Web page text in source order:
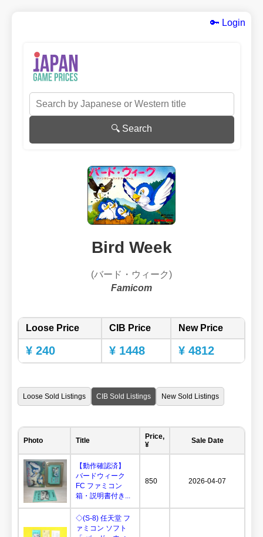
🔑 Login
🔍 Search
Bird Week
(バード・ウィーク)
Famicom
Loose Price CIB Price New Price
¥ 240 ¥ 1448 ¥ 4812
Loose Sold Listings CIB Sold Listings New Sold Listings
Photo Title
Price,
¥
Sale Date
【動作確認済】
バードウィーク
FC ファミコン
箱・説明書付き...
850 2026-04-07
◇(S-8) 任天堂 フ
ァミコン ソフト